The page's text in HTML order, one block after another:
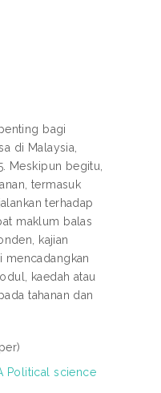
bagi
di Malaysia,
Meskipun begitu,
termasuk
terhadap
maklum balas
kajian
kaedah atau
tahanan dan
Political science